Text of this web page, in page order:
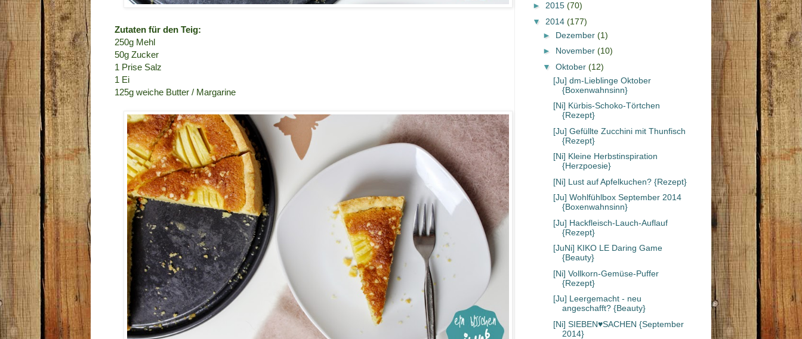
Zutaten für den Teig:
250g Mehl
50g Zucker
1 Prise Salz
1 Ei
125g weiche Butter / Margarine
► 2015 (70)
▼ 2014 (177)
► Dezember (1)
► November (10)
▼ Oktober (12)
[Ju] dm-Lieblinge Oktober
{Boxenwahnsinn}
[Ni] Kürbis-Schoko-Törtchen
{Rezept}
[Ju] Gefüllte Zucchini mit Thunfisch
{Rezept}
[Ni] Kleine Herbstinspiration
{Herzpoesie}
[Ni] Lust auf Apfelkuchen? {Rezept}
[Ju] Wohlfühlbox September 2014
{Boxenwahnsinn}
[Ju] Hackfleisch-Lauch-Auflauf
{Rezept}
[JuNi] KIKO LE Daring Game
{Beauty}
[Ni] Vollkorn-Gemüse-Puffer
{Rezept}
[Ju] Leergemacht - neu
angeschafft? {Beauty}
[Ni] SIEBEN♥SACHEN {September
2014}